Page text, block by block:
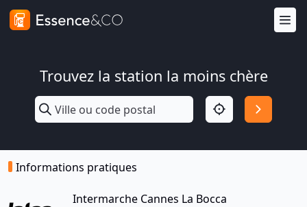
Trouvez la station la moins chère
Informations pratiques
Intermarche Cannes La Bocca